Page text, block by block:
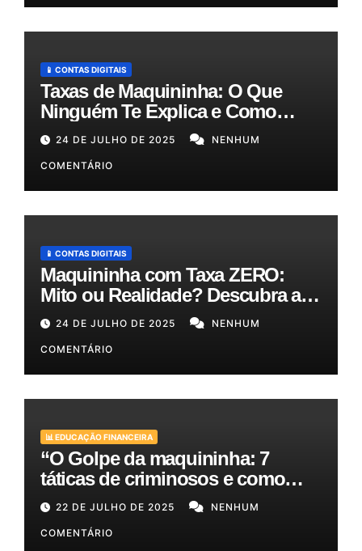
📱 CONTAS DIGITAIS
Taxas de Maquininha: O Que
Ninguém Te Explica e Como
Reduzir Seus Custos em Até
50%!
24 DE JULHO DE 2025 NENHUM
COMENTÁRIO
📱 CONTAS DIGITAIS
Maquininha com Taxa ZERO:
Mito ou Realidade? Descubra as
Melhores Opções para o Seu
Bolso!
24 DE JULHO DE 2025 NENHUM
COMENTÁRIO
📊 EDUCAÇÃO FINANCEIRA
“O Golpe da maquininha: 7
táticas de criminosos e como
proteger seu dinheiro e seus
clientes!”
22 DE JULHO DE 2025 NENHUM
COMENTÁRIO